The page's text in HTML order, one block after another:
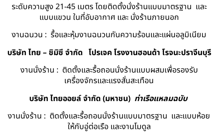
ระดับความสูง 21-45 เมตร โดยติดตั้งนั่งร้านแบบมาตรฐาน และ
แบบแขวน ในที่อับอากาศ และ นั่งร้านภายนอก
งานฉนวน : รื้อและหุ้มงานฉนวนกันความร้อนและแผ่นอลูมิเนียม
บริษัท ไทย – ชิมิซึ จำกัด โปรเจค โรงงานฮอนด้า โรจนะปราจีนบุรี
งานนั่งร้าน : ติดตั้งและรื้อถอนนั่งร้านแบบผสมเพื่อรองรับ
เครื่องจักรและแรงสั่นสะเทือน
บริษัท ไทยออยล์ จํากัด (มหาชน) ท่าเรือแหลมฉบับ
งานนั่งร้าน : ติดตั้งและรื้อถอนนั่งร้านแบบมาตรฐาน และแบบห้อย
ให้กับอู่ต่อเรือ และงานโมดูล